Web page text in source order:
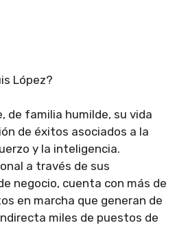
López?
de familia humilde, su vida
de éxitos asociados a la
y la inteligencia.
a través de sus
negocio, cuenta con más de
en marcha que generan de
miles de puestos de